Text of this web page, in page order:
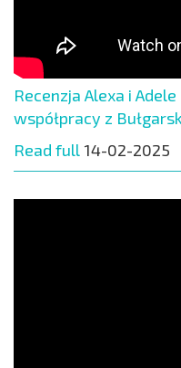
Recenzja Alexa i
współpracy z
Read full 14-02-2025